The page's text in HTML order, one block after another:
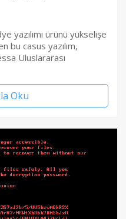
yazılımı ürünü yükselişe
bu casus yazılım,
Uluslararası
Oku